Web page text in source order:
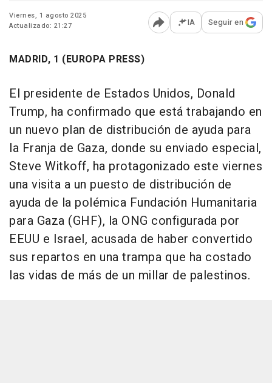
Viernes, 1 agosto 2025
Actualizado: 21:27
Abrir opciones para
IA Seguir en
MADRID, 1 (EUROPA PRESS)
El presidente de Estados Unidos, Donald
Trump, ha confirmado que está trabajando en
un nuevo plan de distribución de ayuda para
la Franja de Gaza, donde su enviado especial,
Steve Witkoff, ha protagonizado este viernes
una visita a un puesto de distribución de
ayuda de la polémica Fundación Humanitaria
para Gaza (GHF), la ONG configurada por
EEUU e Israel, acusada de haber convertido
sus repartos en una trampa que ha costado
las vidas de más de un millar de palestinos.